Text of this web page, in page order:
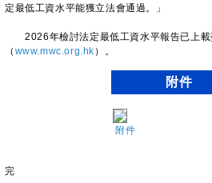
定最低工資水平能獲立法會通過。」
2026年檢討法定最低工資水平報告已上載
（ www.mwc.org.hk ）。
附件
附件
完